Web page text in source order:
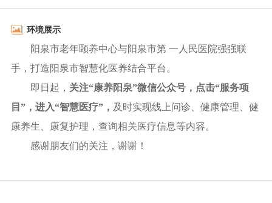
环境展示
阳泉市老年颐养中心与阳泉市第 一人民医院强强联
手，打造阳泉市智慧化医养结合平台。
即日起， 关注“康养阳泉”微信公众号，点击“服务项
目”，进入“智慧医疗”， 及时实现线上问诊、健康管理、健
康养生、康复护理，查询相关医疗信息等内容。
感谢朋友们的关注，谢谢！